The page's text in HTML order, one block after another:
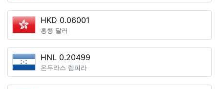
HKD 0.06001
홍콩 달러
HNL 0.20499
온두라스 렘피라